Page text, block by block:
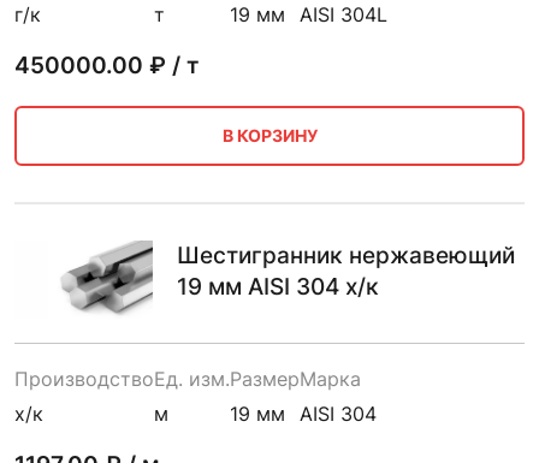
г/к
т
19 мм
AISI 304L
450000.00 ₽ / т
В КОРЗИНУ
Шестигранник нержавеющий
19 мм AISI 304 х/к
Производство
х/к
Ед. изм.
м
Размер
19 мм
Марка
AISI 304